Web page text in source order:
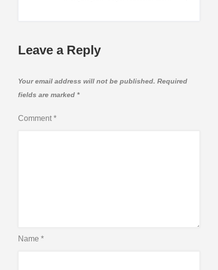
Leave a Reply
Your email address will not be published. Required
fields are marked *
Comment*
Name*